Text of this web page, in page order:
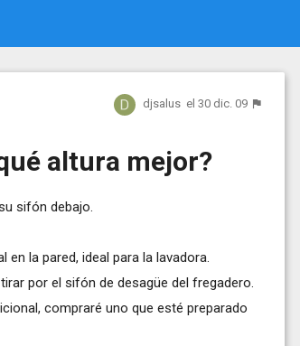
djsalus el 30 dic. 09
altura mejor?
sifón debajo.
la pared, ideal para la lavadora.
por el sifón de desagüe del fregadero.
compraré uno que esté preparado